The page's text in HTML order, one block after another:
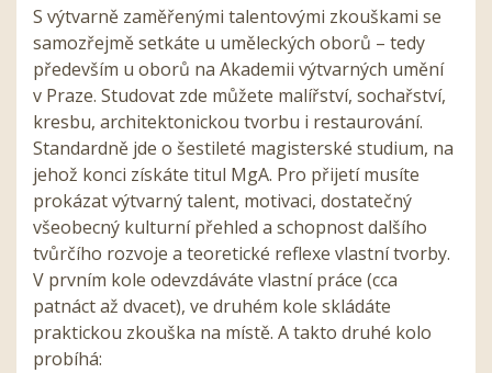
S výtvarně zaměřenými talentovými zkouškami se
samozřejmě setkáte u uměleckých oborů – tedy
především u oborů na Akademii výtvarných umění
v Praze. Studovat zde můžete malířství, sochařství,
kresbu, architektonickou tvorbu i restaurování.
Standardně jde o šestileté magisterské studium, na
jehož konci získáte titul MgA. Pro přijetí musíte
prokázat výtvarný talent, motivaci, dostatečný
všeobecný kulturní přehled a schopnost dalšího
tvůrčího rozvoje a teoretické reflexe vlastní tvorby.
V prvním kole odevzdáváte vlastní práce (cca
patnáct až dvacet), ve druhém kole skládáte
praktickou zkouška na místě. A takto druhé kolo
probíhá: